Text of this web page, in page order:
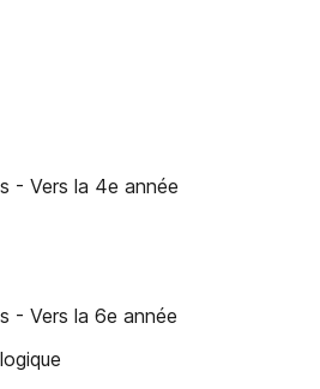
- Vers la 4e année
- Vers la 6e année